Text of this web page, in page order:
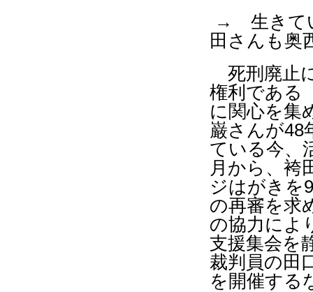
→ 生きて
田さんも奥
死刑廃止
権利である
に関心を集
巌さんが48
ている今、
月から、袴
ジはがきを
の再審を求
の協力によ
支援集会を
裁判員の田
を開催する